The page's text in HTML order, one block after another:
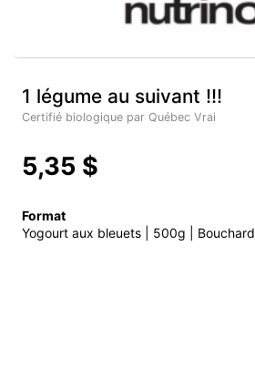
1 légume au suivant !!!
Certifié biologique par Québec Vrai
5,35 $
Format
Yogourt aux bleuets | 500g | Bouchard